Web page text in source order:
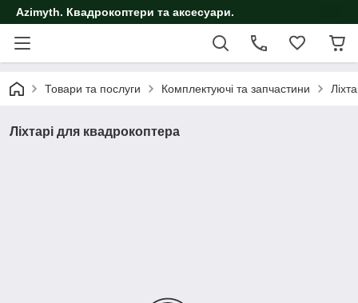
Azimyth. Квадрокоптери та аксесуари.
Товари та послуги Комплектуючі та запчастини
Ліхтарі для квадрокоптера